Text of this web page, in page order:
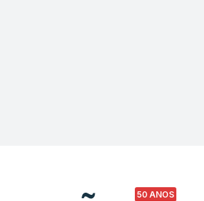
50 ANOS